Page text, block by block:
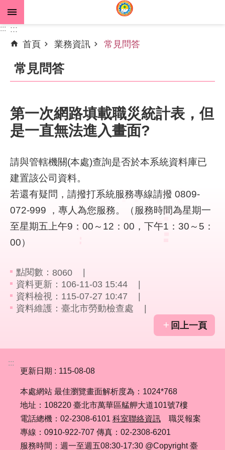
跳到主要內容區塊
進
搜
尋
公
訊
機
關
介
紹
業
資
訊
線
聯
絡
資
訊
相
關
::: :::
首頁
業務資訊 常見問答
常見問答
第一次網路填載職災統計表，但
是一直無法進入畫面?
請與管轄機關(本處)查詢是否於本系統資料庫已
建置該公司資料。
若還有疑問，請撥打系統服務專線請撥 0809-
072-999 ，專人為您服務。（服務時間為星期一
至星期五上午9：00～12：00，下午1：30～5：
00）
點閱數： 8060
資料更新：106-11-03 15:44
資料檢視：115-07-27 10:47
資料維護：臺北市勞動檢查處
回上一頁
:::
更新日期
115-08-08
本處網站 最佳瀏覽畫面解析度為：1024*768
地址：108220 臺北市萬華區艋舺大道101號7樓
電話總機：02-2308-6101 科室聯絡資訊 職災報案
專線：0910-922-707 傳真：02-2308-6201
服務時間：週一至週五08:30-17:30 @Copyright 臺